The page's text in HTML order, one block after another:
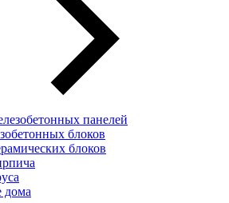
панелей
блоков
блоков
дома